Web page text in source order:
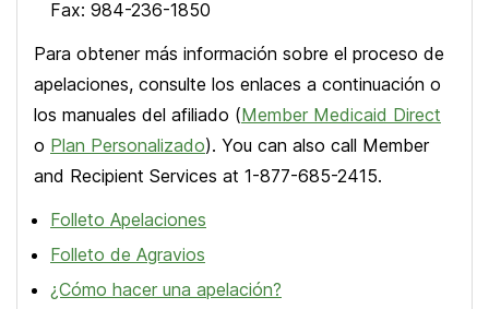
Fax: 984-236-1850
Para obtener más información sobre el proceso de
apelaciones, consulte los enlaces a continuación o
los manuales del afiliado (Member Medicaid Direct
o Plan Personalizado). You can also call Member
and Recipient Services at 1-877-685-2415.
Folleto Apelaciones
Folleto de Agravios
¿Cómo hacer una apelación?